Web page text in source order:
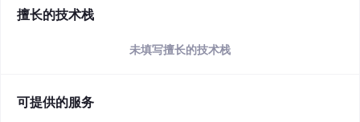
擅长的技术栈
未填写擅长的技术栈
可提供的服务